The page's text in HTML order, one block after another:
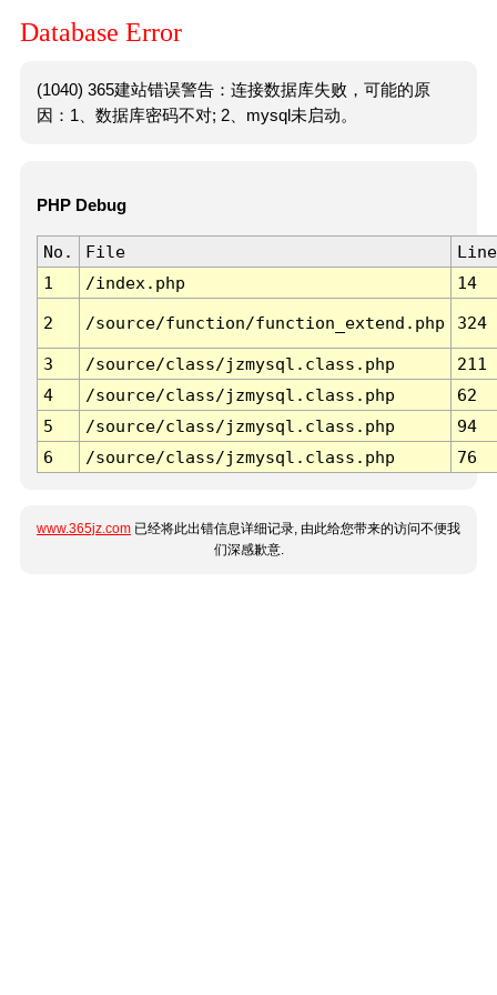
Database Error
(1040) 365建站错误警告：连接数据库失败，可能的原
因：1、数据库密码不对; 2、mysql未启动。
PHP Debug
No. File
Line
1
/index.php 14
2 /source/function/function_extend.php 324
3 /source/class/jzmysql.class.php
211
4
/source/class/jzmysql.class.php
62
5
/source/class/jzmysql.class.php
94
6
/source/class/jzmysql.class.php 76
www.365jz.com 已经将此出错信息详细记录, 由此给您带来的访问不便我
们深感歉意.